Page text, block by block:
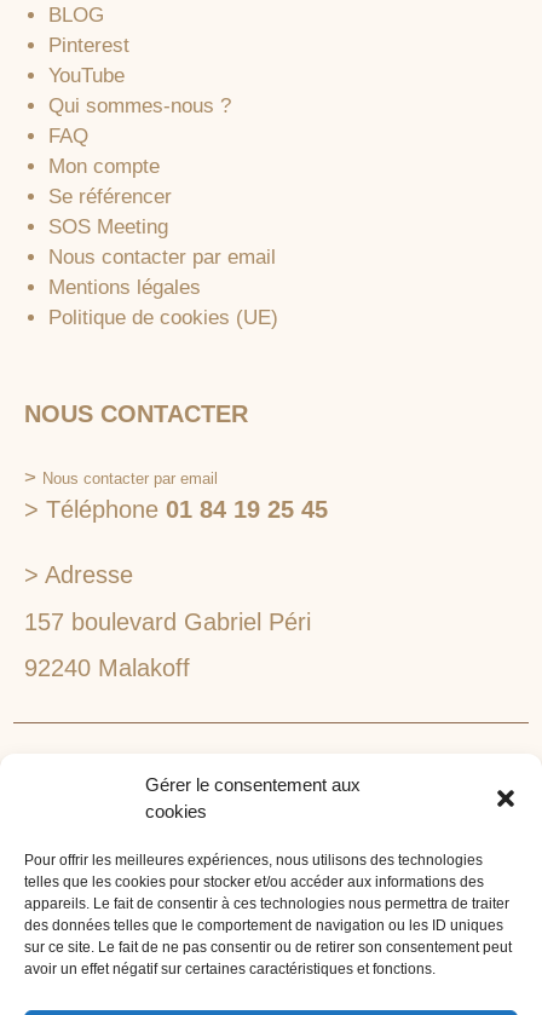
Gérer le consentement aux
cookies
Pour offrir les meilleures expériences, nous utilisons des technologies
telles que les cookies pour stocker et/ou accéder aux informations des
appareils. Le fait de consentir à ces technologies nous permettra de traiter
des données telles que le comportement de navigation ou les ID uniques
sur ce site. Le fait de ne pas consentir ou de retirer son consentement peut
avoir un effet négatif sur certaines caractéristiques et fonctions.
BLOG
Pinterest
YouTube
Qui sommes-nous ?
FAQ
Mon compte
Se référencer
SOS Meeting
Nous contacter par email
Mentions légales
Politique de cookies (UE)
NOUS CONTACTER
> Nous contacter par email
> Téléphone 01 84 19 25 45
> Adresse
157 boulevard Gabriel Péri
92240 Malakoff
1lieu1salle est spécialisé dans la recherche de lieux
événements d'entreprise. 1lieu1salle recherche
gratuitement pour vous, votre lieu de séminaire idéal :
château, domaine, hôtel, lieu atypique et dans
l'environnement que vous souhaitez, en ville, au vert, au
bord d'un lac ou de la mer.